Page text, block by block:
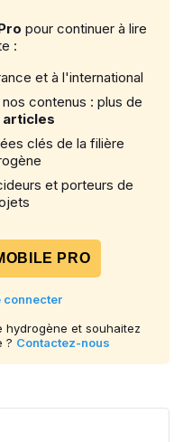
pour continuer à lire
:
et à l'international
contenus : plus de
clés de la filière
et porteurs de
PRO
connecter
hydrogène et souhaitez
? Contactez-nous